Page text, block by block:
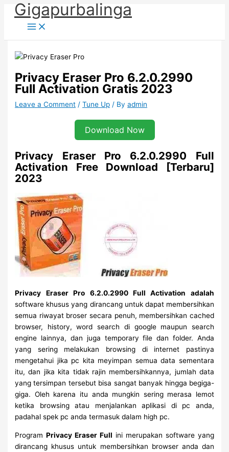
Skip
content
Gigapurbalinga
Privacy Eraser Pro 6.2.0.2990
Full Activation Gratis 2023
Leave a Comment /Tune Up / Byadmin
Download Now
Privacy Eraser Pro 6.2.0.2990 Full
Activation Free Download [Terbaru]
2023
Privacy Eraser Pro 6.2.0.2990 Full Activation adalah
software khusus yang dirancang untuk dapat membersihkan
semua riwayat broser secara penuh, membersihkan cached
browser, history, word search di google maupun search
engine lainnya, dan juga temporary file dan folder. Anda
yang sering melakukan browsing di internet pastinya
mengetahui jika pc kita meyimpan semua data sementara
itu, dan jika kita tidak rajin membersihkannya, jumlah data
yang tersimpan tersebut bisa sangat banyak hingga begiga-
giga. Oleh karena itu anda mungkin sering merasa lemot
ketika browsing atau menjalankan aplikasi di pc anda,
padahal spek pc anda termasuk dalam high pc.
ProgramPrivacy Eraser Full ini merupakan software yang
dirancang khusus untuk membersihkan browser anda dan